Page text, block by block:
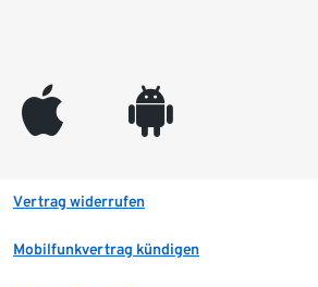
appleinc android
Vertrag widerrufen
Mobilfunkvertrag kündigen